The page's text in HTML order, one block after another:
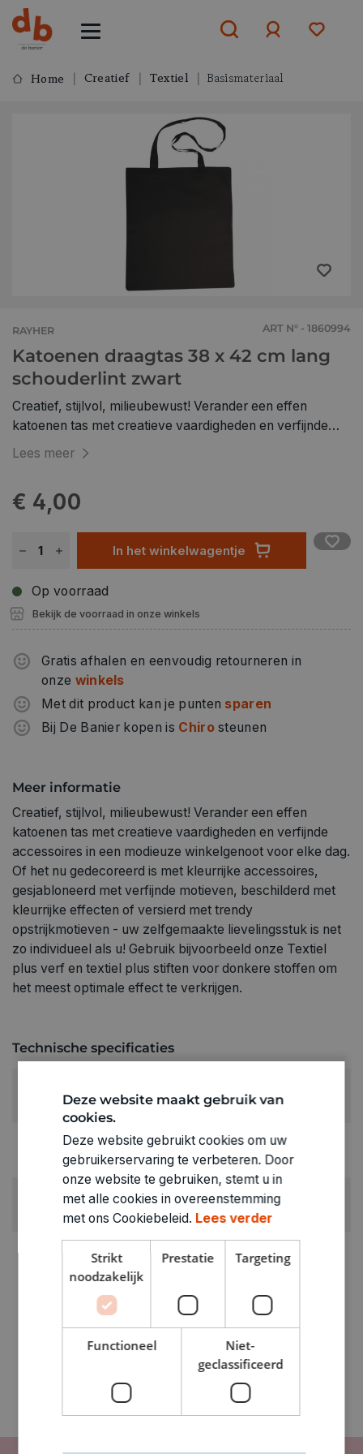
of aanmelden
Home Creatief Textiel Basismateriaal
RAYHER ART N° - 1860994
Katoenen draagtas 38 x 42 cm lang
schouderlint zwart
Creatief, stijlvol, milieubewust! Verander een effen
katoenen tas met creatieve vaardigheden en verfijnde
accessoires in een modieuze winkelgenoot voor elke dag.
kleurrijke effecten of versierd met trendy
zo individueel als u! Gebruik bijvoorbeeld onze Textiel
plus verf en textiel plus stiften voor donkere stoffen om
Lees meer
€ 4,00
In het winkelwagentje
Op voorraad
Bekijk de voorraad in onze winkels
Gratis afhalen en eenvoudig retourneren in
onze winkels
Met dit product kan je punten sparen
Bij De Banier kopen is Chirosteunen
Meer informatie
Creatief, stijlvol, milieubewust! Verander een effen
katoenen tas met creatieve vaardigheden en verfijnde
accessoires in een modieuze winkelgenoot voor elke dag.
Of het nu gedecoreerd is met kleurrijke accessoires,
gesjabloneerd met verfijnde motieven, beschilderd met
kleurrijke effecten of versierd met trendy
opstrijkmotieven - uw zelfgemaakte lievelingsstuk is net
zo individueel als u! Gebruik bijvoorbeeld onze Textiel
plus verf en textiel plus stiften voor donkere stoffen om
het meest optimale effect te verkrijgen.
Technische specificaties
RUBRIEK:
Stoffen katoen effen
Deze website maakt gebruik van
cookies.
Deze website gebruikt cookies om uw
gebruikerservaring te verbeteren. Door
onze website te gebruiken, stemt u in
met alle cookies in overeenstemming
met ons Cookiebeleid. Lees verder
Strikt
noodzakelijk
Prestatie Targeting
Functioneel
Niet-
geclassificeerd